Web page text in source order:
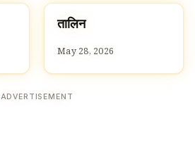
Tत
तालिन
May 28, 2026
ADVERTISEMENT